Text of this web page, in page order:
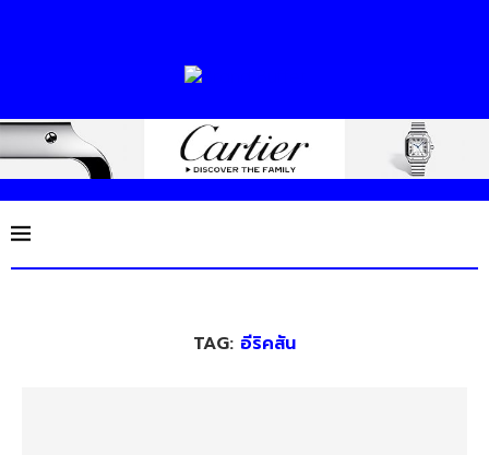
TAG: อีริคสัน